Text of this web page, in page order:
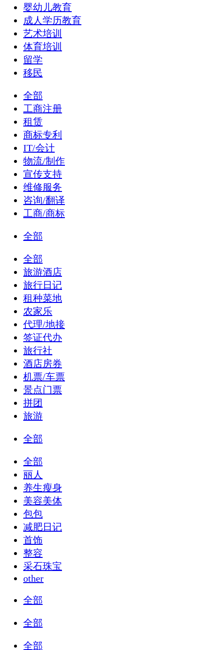
婴幼儿教育
成人学历教育
艺术培训
体育培训
留学
移民
全部
工商注册
租赁
商标专利
IT/会计
物流/制作
宣传支持
维修服务
咨询/翻译
工商/商标
全部
全部
旅游酒店
旅行日记
租种菜地
农家乐
代理/地接
签证代办
旅行社
酒店房券
机票/车票
景点门票
拼团
旅游
全部
全部
丽人
养生瘦身
美容美体
包包
减肥日记
首饰
整容
采石珠宝
other
全部
全部
全部